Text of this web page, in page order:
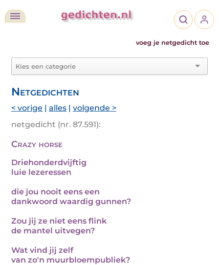
voeg je netgedicht toe
Netgedichten
< vorige | alles | volgende >
netgedicht (nr. 87.591):
Crazy horse
Driehonderdvijftig
luie lezeressen
die jou nooit eens een
dankwoord waardig gunnen?
Zou jij ze niet eens flink
de mantel uitvegen?
Wat vind jij zelf
van zo'n muurbloempubliek?